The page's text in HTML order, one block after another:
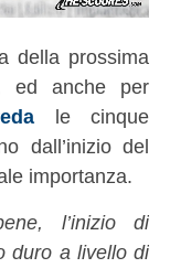
della prossima
ed anche per
le cinque
dall’inizio del
importanza.
l’inizio di
duro a livello di